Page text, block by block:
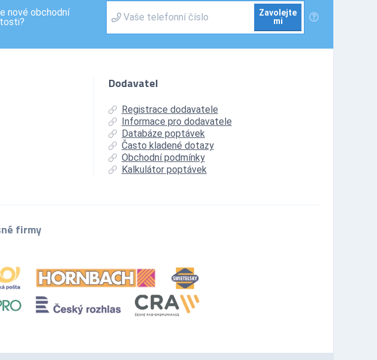
nové obchodní
Zavolejte
mi
Dodavatel
Registrace dodavatele
Informace pro dodavatele
Databáze poptávek
Často kladené dotazy
Obchodní podmínky
Kalkulátor poptávek
firmy